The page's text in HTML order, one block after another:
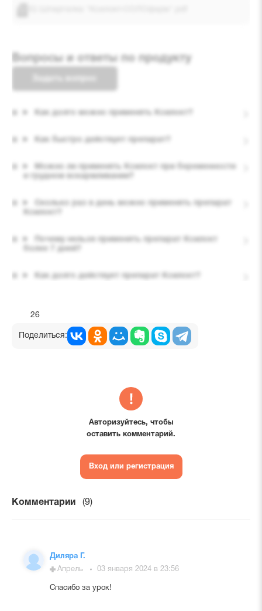
Вопросы и ответы по продукту
26
Поделиться:
Авторизуйтесь, чтобы
оставить комментарий.
Вход или регистрация
Комментарии (9)
Диляра Г.
Апрель
03 января 2024 в 23:56
Спасибо за урок!